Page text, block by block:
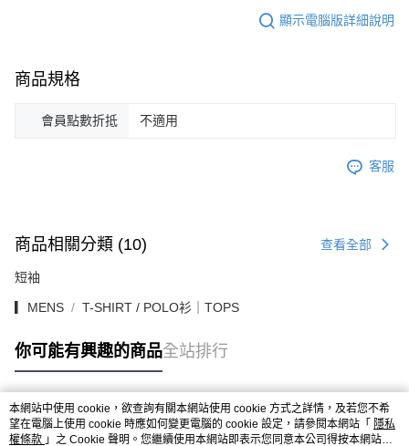
顯示電腦版詳細說明
商品規格
會員點數折抵 不適用
客服
商品相關分類 (10) 查看全部
短袖
▎MENS T-SHIRT / POLO衫｜TOPS
你可能有興趣的商品全站排行
熱門標籤
本網站中使用 cookie，欲查詢有關本網站使用 cookie 方式之詳情，及若您不希
望在電腦上使用 cookie 時應如何變更電腦的 cookie 設定，請參閱本網站「 隱私
權條款 」之 Cookie 聲明。您繼續使用本網站即表示您同意本公司得按本網站使